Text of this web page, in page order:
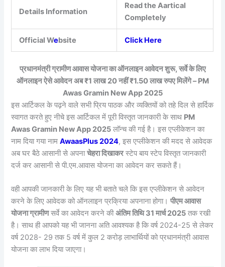
Details Information
Read the Aartical
Completely
Official Website Click Here
प्रधानमंत्री ग्रामीण आवास योजना का ऑनलाइन आवेदन शुरू, सर्वे के लिए
ऑनलाइन ऐसे आवेदन अब ₹1 लाख 20 नहीं ₹1.50 लाख रुपए मिलेंगे – PM
Awas Gramin New App 2025
इस आर्टिकल के पढ़ने वाले सभी प्रिय पाठक और व्यक्तियों को तहे दिल से हार्दिक
स्वागत करते हुए नीचे इस आर्टिकल में पूरी विस्तृत जानकारी के साथ PM
Awas Gramin New App 2025 लॉन्च की गई है। इस एप्लीकेशन का
नाम दिया गया नामAwaasPlus 2024, इस एप्लीकेशन की मदद से आवेदक
अब घर बैठे आसानी से अपनाचेहरा दिखाकरस्टेप बाय स्टेप विस्तृत जानकारी
दर्ज कर आसानी से पी.एम.आवास योजना का आवेदन कर सकते हैं।
वही आपकी जानकारी के लिए यह भी बताते चले कि इस एप्लीकेशन से आवेदन
करने के लिए आवेदक को ऑनलाइन प्रक्रिया अपनाना होगा।पीएम आवास
योजना ग्रामीणसर्वे का आवेदन करने कीअंतिम तिथि 31 मार्च 2025 तक रखी
है। साथ ही आपको यह भी जानना अति आवश्यक है कि वर्ष 2024-25 से लेकर
वर्ष 2028- 29 तक 5 वर्ष में कुल 2 करोड़ लाभार्थियों को प्रधानमंत्री आवास
योजना का लाभ दिया जाएगा।